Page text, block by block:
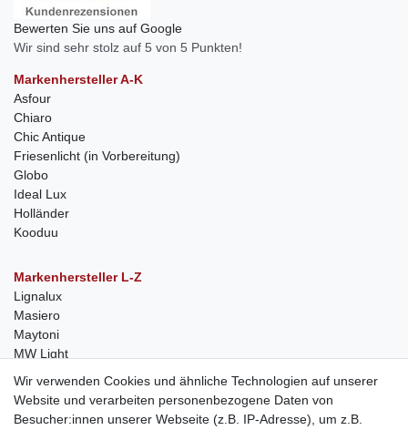
Bewerten Sie uns auf Google
Wir sind sehr stolz auf 5 von 5 Punkten!
Markenhersteller A-K
Asfour
Chiaro
Chic Antique
Friesenlicht (in Vorbereitung)
Globo
Ideal Lux
Holländer
Kooduu
Markenhersteller L-Z
Lignalux
Masiero
Maytoni
MW Light
Wir verwenden Cookies und ähnliche Technologien auf unserer
Website und verarbeiten personenbezogene Daten von
Besucher:innen unserer Webseite (z.B. IP-Adresse), um z.B.